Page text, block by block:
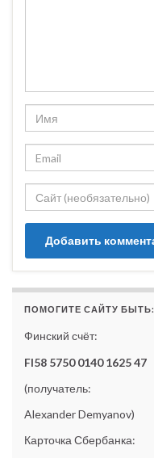
ПОМОГИТЕ САЙТУ БЫТЬ:
Финский счёт:
FI58 5750 0140 1625 47
(получатель:
Alexander Demyanov)
Карточка Сбербанка: